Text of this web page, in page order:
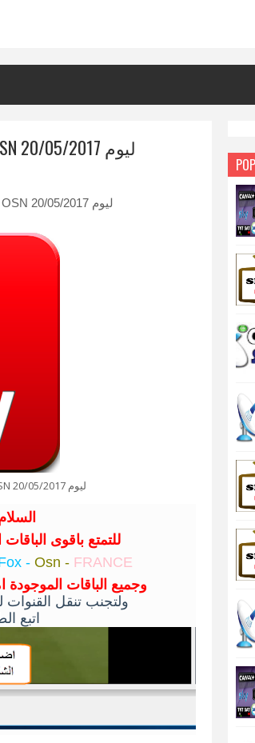
ملف IPTV جديد لباقات SKY, CSAT, BEIN, NILE, OSN ليوم 20/05/2017
ملف IPTV جديد لباقات Sky, Csat, BeiN, Nile, OSN ليوم 20/05/2017
ملف IPTV جديد لباقات Sky, Csat, BeiN, Nile, OSN ليوم 20/05/2017
للتمتع باقوى الباقات
- Osn - FRANCE
وجميع الباقات
ولتجنب تنقل
اتبع